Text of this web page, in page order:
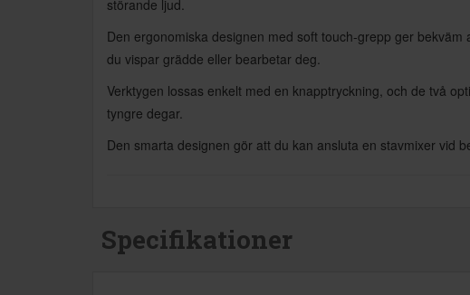
störande ljud.
Den ergonomiska designen med soft touch-grepp ger
du vispar grädde eller bearbetar deg.
Verktygen lossas enkelt med en knapptryckning, och de två
tyngre degar.
Den smarta designen gör att du kan ansluta en stavmixer vid
Specifikationer